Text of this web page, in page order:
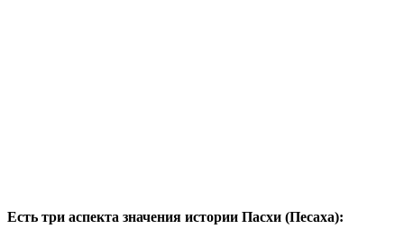
Есть три аспекта значения истории Пасхи (Песаха):